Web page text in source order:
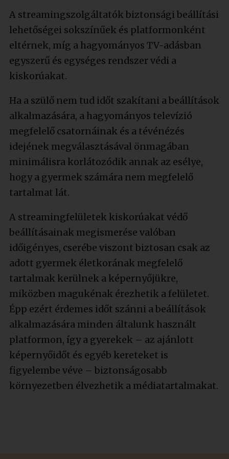
A streamingszolgáltatók biztonsági beállítási
lehetőségei sokszínűek és platformonként
eltérnek, míg a hagyományos TV-adásban
egyszerű és egységes rendszer védi a
kiskorúakat.
Ha a szülő nem tud időt szakítani a beállítások
alkalmazására, a hagyományos televízió
megfelelő csatornáinak és a tévénézés
idejének megválasztásával önmagában
minimálisra korlátozódik annak az esélye,
hogy a gyermek számára nem megfelelő
tartalmat lát.
A streamingfelületek kiskorúakat védő
beállításainak megismerése valóban
időigényes, cserébe viszont biztosan csak az
adott gyermek életkorának megfelelő
tartalmak kerülnek a képernyőjükre,
miközben magukénak érezhetik a felületet.
Épp ezért érdemes időt szánni a beállítások
alkalmazására minden általunk használt
platformon, így a gyerekek – az ajánlott
képernyőidőt és egyéb kereteket is
figyelembe véve – biztonságosabb
környezetben élvezhetik a médiatartalmakat.